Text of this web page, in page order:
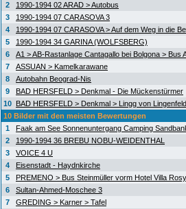
2
1990-1994 02 ARAD > Autobus
3
1990-1994 07 CARASOVA 3
4
1990-1994 07 CARASOVA > Auf dem Weg in die
5
1990-1994 34 GARINA (WOLFSBERG)
6
A1 > AB-Rastanlage Cantagallo bei Bolgona > Bus
7
ASSUAN > Kamelkarawane
8
Autobahn Beograd-Nis
9
BAD HERSFELD > Denkmal - Die Mückenstürmer
10 BAD HERSFELD > Denkmal > Lingg von Lingenfeld
10 Bilder mit den meisten Bewertungen
1
Faak am See Sonnenuntergang Camping
2
1990-1994 36 BREBU NOBU-WEIDENTHAL
3
VOICE 4 U
4
Eisenstadt - Haydnkirche
5
PREMENO > Bus Steinmüller vorm Hotel Villa Rosy
6
Sultan-Ahmed-Moschee 3
7
GREDING > Karner > Tafel